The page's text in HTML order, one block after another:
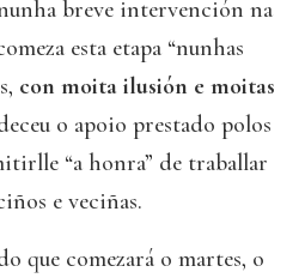
breve intervención na
esta etapa “nunhas
con moita ilusión e moitas
o apoio prestado polos
“a honra” de traballar
e veciñas.
que comezará o martes, o